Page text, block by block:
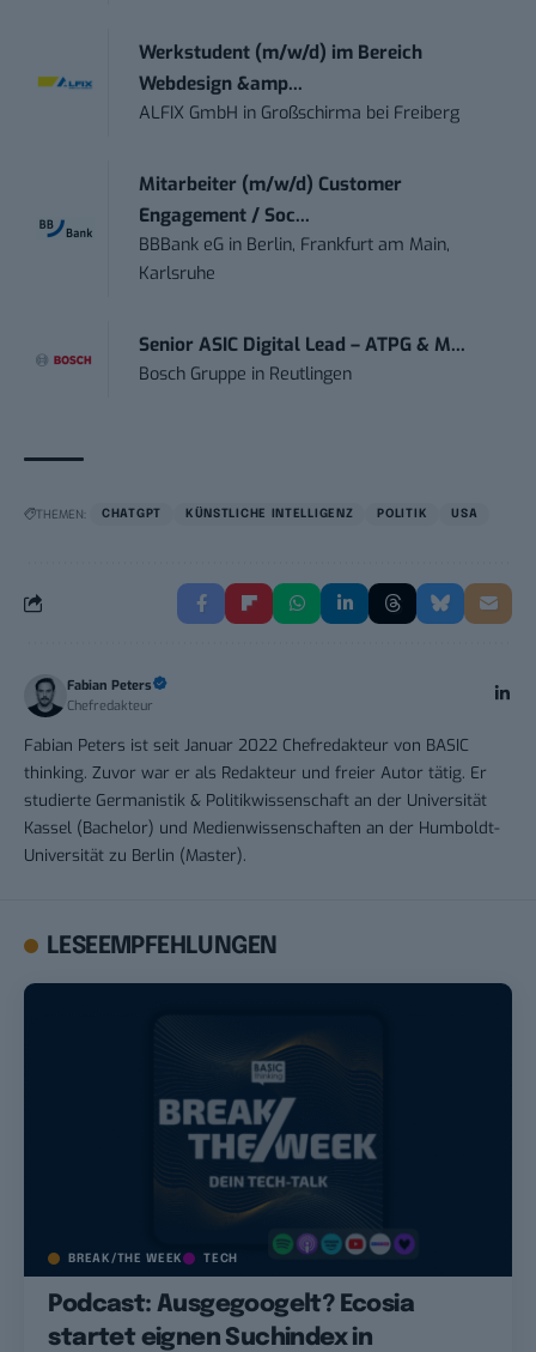
Werkstudent (m/w/d) im Bereich
Webdesign &amp...
ALFIX GmbH in Großschirma bei Freiberg
Mitarbeiter (m/w/d) Customer
Engagement / Soc...
BBBank eG in Berlin, Frankfurt am Main,
Karlsruhe
Senior ASIC Digital Lead – ATPG & M...
Bosch Gruppe in Reutlingen
THEMEN: CHATGPT KÜNSTLICHE INTELLIGENZ POLITIK USA
Fabian Peters
Chefredakteur
Fabian Peters ist seit Januar 2022 Chefredakteur von BASIC
thinking. Zuvor war er als Redakteur und freier Autor tätig. Er
studierte Germanistik & Politikwissenschaft an der Universität
Kassel (Bachelor) und Medienwissenschaften an der Humboldt-
Universität zu Berlin (Master).
LESEEMPFEHLUNGEN
BREAK/THE WEEK TECH
Podcast: Ausgegoogelt? Ecosia
startet eignen Suchindex in